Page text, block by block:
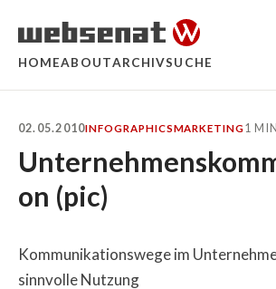
HOMEABOUTARCHIVSUCHE
02.05.2010INFOGRAPHICSMARKETING1
on (pic)
Kommunikationswege im
sinnvolle Nutzung